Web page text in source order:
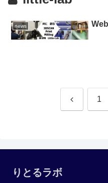
news
前 1
りとるラボ